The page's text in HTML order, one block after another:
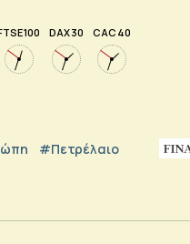
100 DAX 30 CAC 40
#Πετρέλαιο